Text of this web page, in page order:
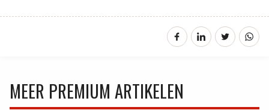
MEER PREMIUM ARTIKELEN